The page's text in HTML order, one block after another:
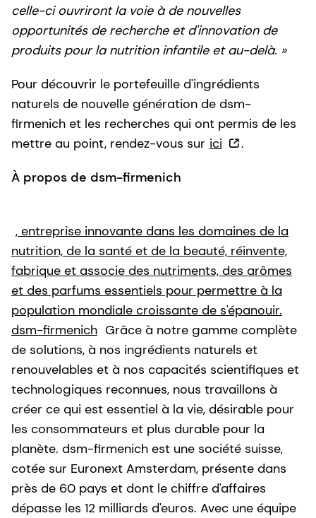
celle-ci ouvriront la voie à de nouvelles
opportunités de recherche et d'innovation de
produits pour la nutrition infantile et au-delà. »
Pour découvrir le portefeuille d'ingrédients
naturels de nouvelle génération de dsm-
firmenich et les recherches qui ont permis de les
mettre au point, rendez-vous sur ici
.
À propos de dsm-firmenich
, entreprise innovante dans les domaines de la
nutrition, de la santé et de la beauté, réinvente,
fabrique et associe des nutriments, des arômes
et des parfums essentiels pour permettre à la
population mondiale croissante de s'épanouir.
dsm-firmenich Grâce à notre gamme complète
de solutions, à nos ingrédients naturels et
renouvelables et à nos capacités scientifiques et
technologiques reconnues, nous travaillons à
créer ce qui est essentiel à la vie, désirable pour
les consommateurs et plus durable pour la
planète. dsm-firmenich est une société suisse,
cotée sur Euronext Amsterdam, présente dans
près de 60 pays et dont le chiffre d'affaires
dépasse les 12 milliards d'euros. Avec une équipe